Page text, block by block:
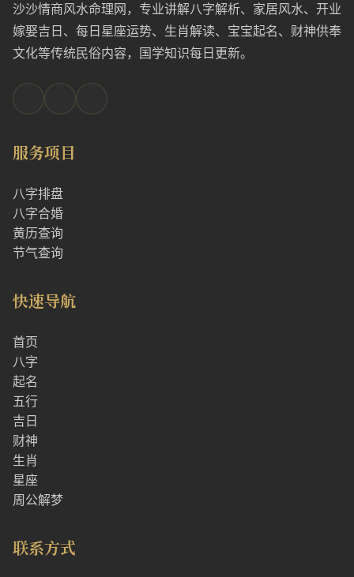
沙沙情商风水命理网，专业讲解八字解析、家居风水、开业
嫁娶吉日、每日星座运势、生肖解读、宝宝起名、财神供奉
文化等传统民俗内容，国学知识每日更新。
服务项目
八字排盘
八字合婚
黄历查询
节气查询
快速导航
首页
八字
起名
五行
吉日
财神
生肖
星座
周公解梦
联系方式